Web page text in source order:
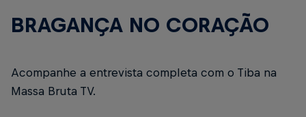
BRAGANÇA NO CORAÇÃO
Acompanhe a entrevista completa com o Tiba na
Massa Bruta TV.